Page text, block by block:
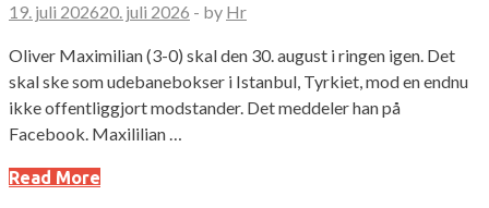
19. juli 202620. juli 2026 - by Hr
Oliver Maximilian (3-0) skal den 30. august i ringen igen. Det
skal ske som udebanebokser i Istanbul, Tyrkiet, mod en endnu
ikke offentliggjort modstander. Det meddeler han på
Facebook. Maxililian …
Read More